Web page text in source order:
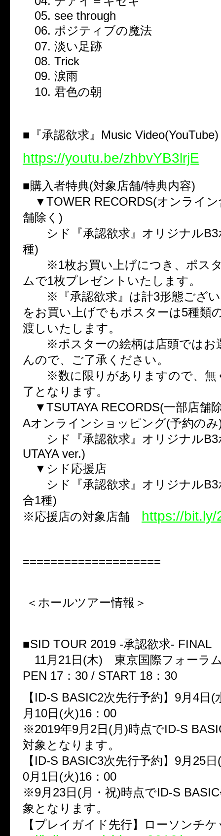
05. see through
06. ポジティブの魔法
07. 淡い足跡
08. Trick
09. 涙雨
10. 君色の朝
■『承認欲求』Music
https://youtu.be/zhbvYB3lrjE
■購入者特典(対象店舗/特典内容)
▼TOWER RECORDS(オンライン
舗除く)
シド『承認欲求』オリジナルB3
種)
※1枚お買い上げにつき、ポス
ムで1枚プレゼントいたします。
※『承認欲求』は計3形態ござい
をお買い上げでもポスターは5種類
渡しいたします。
※ポスターの絵柄は店頭ではお
んので、ご了承ください。
※数に限りがありますので、無
了となります。
▼TSUTAYA RECORDS(一部店舗
Aオンラインショッピング(予約のみ
シド『承認欲求』オリジナルB3
UTAYA ver.)
▼シド応援店
シド『承認欲求』オリジナルB3
合1種)
※応援店の対象店舗 https://bit.ly/
====================
＜ホールツアー情報＞
■SID TOUR 2019 -承認欲求- FINAL
11月21日(木) 東京国際フォーラ
PEN 17：30 / START 18：30
【ID-S BASIC2次先行予約】9月4日(
月10日(火)16：00
※2019年9月2日(月)時点でID-S
対象となります。
【ID-S BASIC3次先行予約】9月25
0月1日(火)16：00
※9月23日(月・祝)時点でID-S
象となります。
【プレイガイド先行】ローソンチ